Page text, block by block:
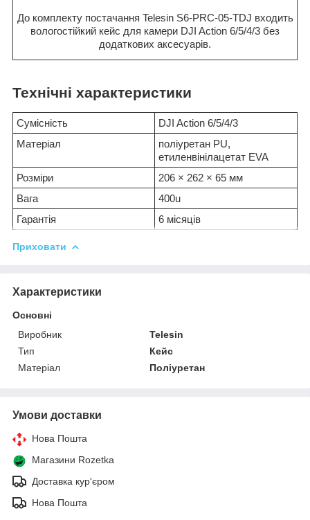
До комплекту постачання Telesin S6-PRC-05-TDJ входить
вологостійкий кейс для камери DJI Action 6/5/4/3 без
додаткових аксесуарів.
Технічні характеристики
Сумісність
DJI Action 6/5/4/3
Матеріал
поліуретан PU,
етиленвінілацетат EVA
Розміри
206 × 262 × 65 мм
Вага
400u
Гарантія
6 місяців
Приховати
Характеристики
Основні
Виробник
Telesin
Тип
Кейс
Матеріал
Поліуретан
Умови доставки
Нова Пошта
Магазини Rozetka
Доставка кур'єром
Нова Пошта